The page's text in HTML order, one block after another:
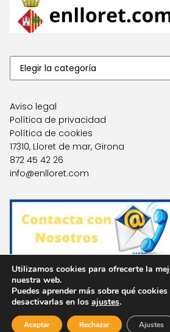
Aviso legal
Política de privacidad
Política de cookies
17310, Lloret de mar, Girona
872 45 42 26
info@enlloret.com
Agencias en Otras Localidades
Utilizamos cookies para ofrecerte la
nuestra web.
Puedes aprender más sobre qué
desactivarlas en los ajustes.
Aceptar Rechazar Ajustes